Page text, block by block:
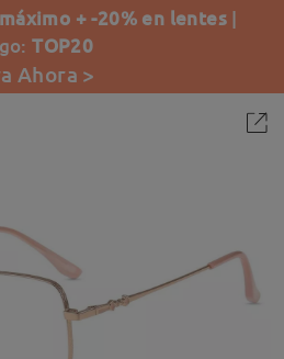
+ -20% en lentes |
TOP20
Ahora >